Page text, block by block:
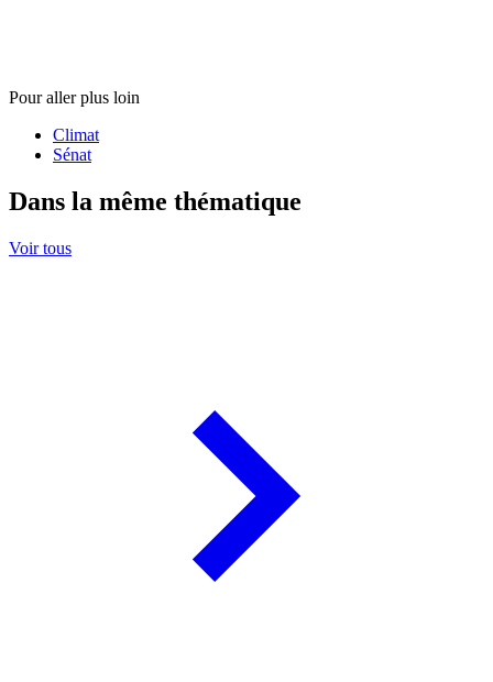
Pour aller plus loin
Climat
Sénat
Dans la même thématique
Voir tous